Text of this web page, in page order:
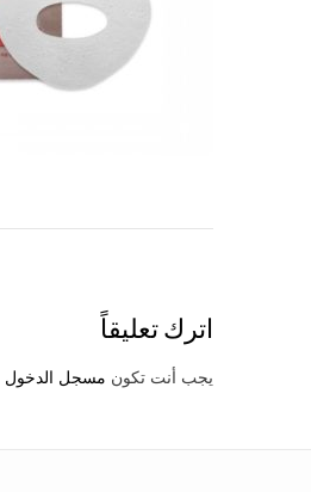
اترك تعليقاً
يجب أنت تكون مسجل الدخول